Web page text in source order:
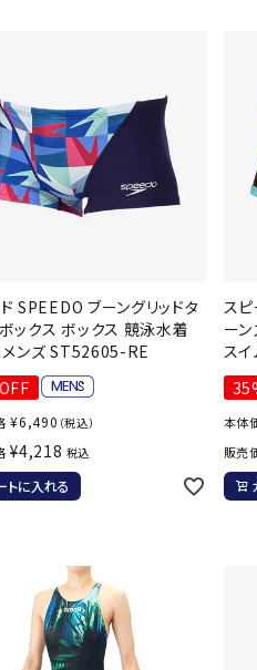
ジュニア野球ウェア
ユニフォーム・練習着
バッティング手袋
インナーグローブ（守備用手袋）
メンテナンス用品
ソックス・ストッキング
その他アクセサリー
バスケットボール
バスケットボールシューズ
バスケットボールウェア
ボール用品（バスケットボール）
ソックス
その他アクセサリー
ッグ
ッグ
バスケットソックス
バレーボールソックス
トレッキングソックス
ラグビーソックス
Foxfire G-FIT
HOKA hummel
LUZeSOMBR
manduka
ミツハシオリジ
SPEEDO ブーングリッドタ
ックス ボックス 競泳水着
メンズ ST52605-RE
¥6,490 （税込）
¥4,218 税込
トに入れる
ス
ー
ス
本体
販売